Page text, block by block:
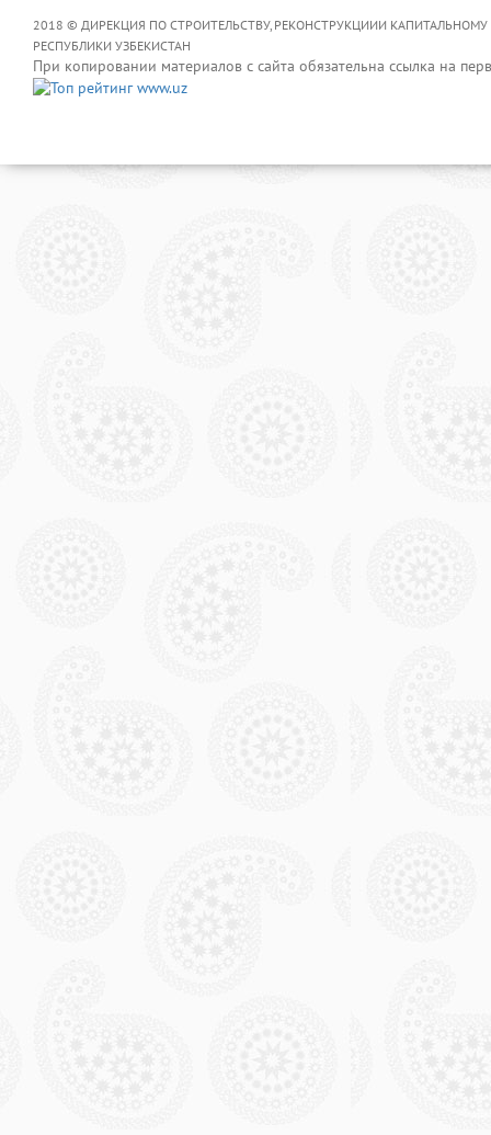
2018 © ДИРЕКЦИЯ ПО СТРОИТЕЛЬСТВУ, РЕКОНСТРУКЦИИИ
РЕСПУБЛИКИ УЗБЕКИСТАН
При копировании материалов с сайта обязательна ссылка на